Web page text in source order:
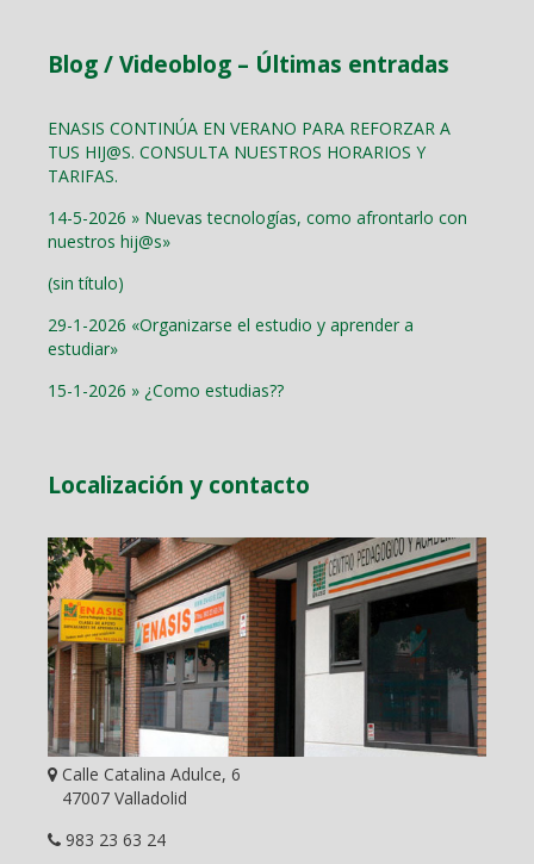
Blog / Videoblog – Últimas entradas
ENASIS CONTINÚA EN VERANO PARA REFORZAR A
TUS HIJ@S. CONSULTA NUESTROS HORARIOS Y
TARIFAS.
14-5-2026 » Nuevas tecnologías, como afrontarlo con
nuestros hij@s»
(sin título)
29-1-2026 «Organizarse el estudio y aprender a
estudiar»
15-1-2026 » ¿Como estudias??
Localización y contacto
Calle Catalina Adulce, 6
47007 Valladolid
983 23 63 24